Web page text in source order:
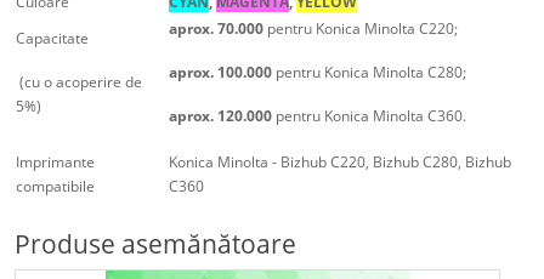
Capacitate
(cu o acoperire de
5%)
aprox. 70.000 pentru Konica Minolta C220;
aprox. 100.000 pentru Konica Minolta C280;
aprox. 120.000 pentru Konica Minolta C360.
Imprimante
compatibile
Konica Minolta - Bizhub C220, Bizhub C280, Bizhub
C360
Produse asemănătoare